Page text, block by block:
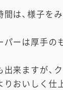
間は、様子を
パーは厚手の
出来ますが、
おいしく仕